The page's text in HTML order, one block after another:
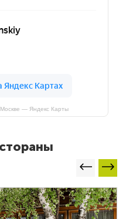
— Яндекс Карты